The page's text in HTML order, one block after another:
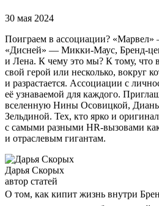
30 мая 2024
Поиграем в ассоциации? «Марвел»
«Дисней» — Микки-Маус, Бренд-
и Лена. К чему это мы? К тому, что
свой герой или несколько, вокруг
и разрастается. Ассоциации с
её узнаваемой для каждого.
вселенную Нины Осовицкой,
Зельдиной. Тех, кто ярко и
с самыми разными HR-вызовами
и отраслевым гигантам.
Дарья Скорых
автор статей
О том, как кипит жизнь внутри